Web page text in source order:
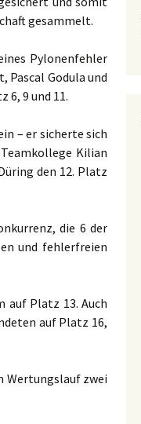
gesammelt.
Pylonenfehler
Pascal Godula und
9 und 11.
– er sicherte sich
Kilian
den 12. Platz
die 6 der
und fehlerfreien
auf Platz 13. Auch
auf Platz 16,
Wertungslauf zwei